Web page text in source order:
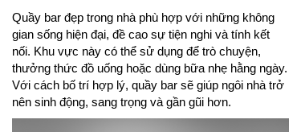
Quầy bar đẹp trong nhà phù hợp với những không
gian sống hiện đại, đề cao sự tiện nghi và tính kết
nối. Khu vực này có thể sử dụng để trò chuyện,
thưởng thức đồ uống hoặc dùng bữa nhẹ hằng ngày.
Với cách bố trí hợp lý, quầy bar sẽ giúp ngôi nhà trở
nên sinh động, sang trọng và gần gũi hơn.